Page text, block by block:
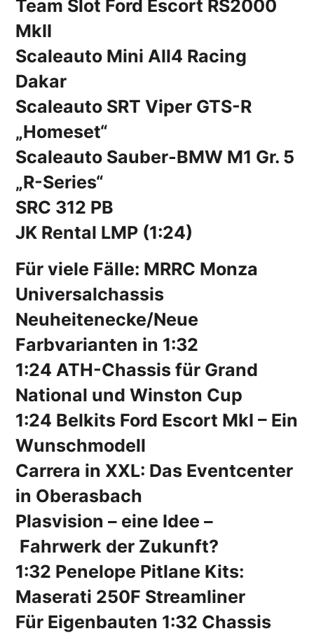
Team Slot Ford Escort RS2000
MkII
Scaleauto Mini All4 Racing
Dakar
Scaleauto SRT Viper GTS-R
„Homeset“
Scaleauto Sauber-BMW M1 Gr. 5
„R-Series“
SRC 312 PB
JK Rental LMP (1:24)
Für viele Fälle: MRRC Monza
Universalchassis
Neuheitenecke/Neue
Farbvarianten in 1:32
1:24 ATH-Chassis für Grand
National und Winston Cup
1:24 Belkits Ford Escort MkI – Ein
Wunschmodell
Carrera in XXL: Das Eventcenter
in Oberasbach
Plasvision – eine Idee –
Fahrwerk der Zukunft?
1:32 Penelope Pitlane Kits:
Maserati 250F Streamliner
Für Eigenbauten 1:32 Chassis